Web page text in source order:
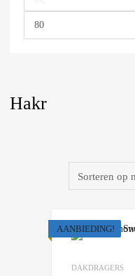
Hakr
AANBIEDING!
DAKDRAGERS